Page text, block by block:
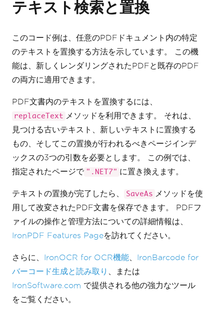
テキスト検索と置換
このコード例は、任意のPDFドキュメント内の特定
のテキストを置換する方法を示しています。 この機
能は、新しくレンダリングされたPDFと既存のPDF
の両方に適用できます。
PDF文書内のテキストを置換するには、
replaceText メソッドを利用できます。 それは、
見つける古いテキスト、新しいテキストに置換する
もの、そしてこの置換が行われるべきページインデ
ックスの3つの引数を必要とします。 この例では、
指定されたページで ".NET7" に置き換えます。
テキストの置換が完了したら、 SaveAs メソッドを使
用して改変されたPDF文書を保存できます。 PDFフ
ァイルの操作と管理方法についての詳細情報は、
IronPDF Features Pageを訪れてください。
さらに、 IronOCR for OCR機能
IronBarcode for
バーコード生成と読み取り
、または
IronSoftware.com で提供される他の強力なツール
をご覧ください。